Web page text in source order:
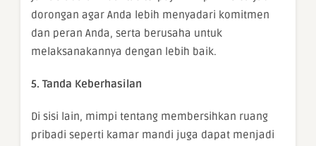
dorongan agar Anda lebih menyadari komitmen
dan peran Anda, serta berusaha untuk
melaksanakannya dengan lebih baik.
5. Tanda Keberhasilan
Di sisi lain, mimpi tentang membersihkan ruang
pribadi seperti kamar mandi juga dapat menjadi